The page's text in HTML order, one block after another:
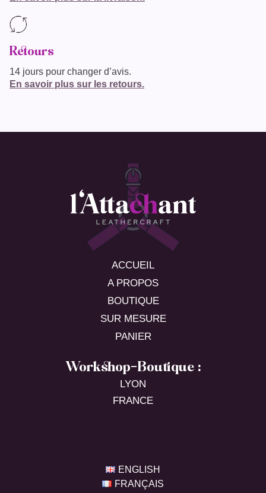
Retours
14 jours pour changer d’avis.
En savoir plus sur les retours.
ACCUEIL
A PROPOS
BOUTIQUE
SUR MESURE
PANIER
Workshop-Boutique :
LYON
FRANCE
ENGLISH
FRANÇAIS